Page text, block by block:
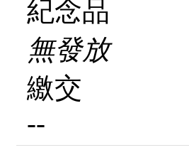
紀念品
無發放
繳交
--